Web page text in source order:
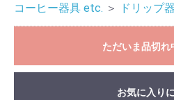
コーヒー器具 etc. ＞ ドリップ
ただいま品切れ
お気に入り